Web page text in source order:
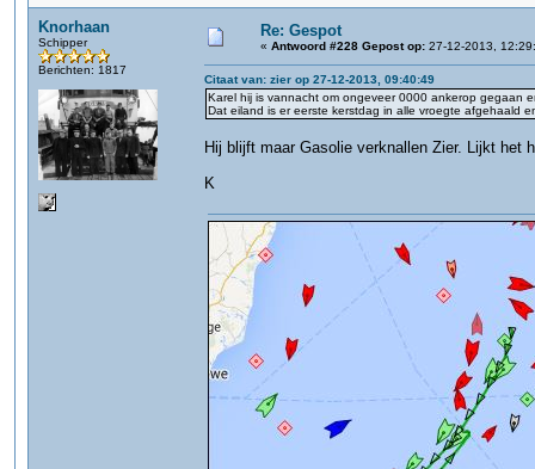
Knorhaan
Schipper
Berichten: 1817
Re: Gespot
« Antwoord #228 Gepost op: 27-12-2013,
Citaat van: zier op 27-12-2013, 09:40:49
Karel hij is vannacht om ongeveer 0000 ankerop gegaan
Dat eiland is er eerste kerstdag in alle vroegte afgehaald
Hij blijft maar Gasolie verknallen Zier. Lijkt het
K